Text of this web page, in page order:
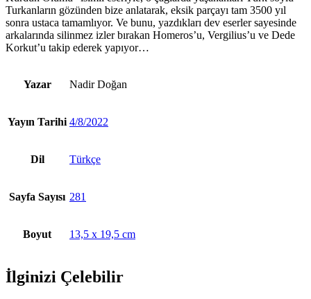
Turkanların gözünden bize anlatarak, eksik parçayı tam 3500 yıl
sonra ustaca tamamlıyor. Ve bunu, yazdıkları dev eserler sayesinde
arkalarında silinmez izler bırakan Homeros’u, Vergilius’u ve Dede
Korkut’u takip ederek yapıyor…
Yazar Nadir Doğan
Yayın Tarihi 4/8/2022
Dil Türkçe
Sayfa Sayısı 281
Boyut 13,5 x 19,5 cm
İlginizi Çelebilir